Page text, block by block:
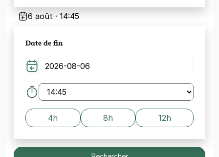
6 août · 14:45
Date de fin
4h 8h 12h